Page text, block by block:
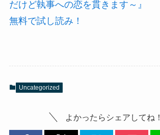
だけど執事への恋を貫きます～』
無料で試し読み！
Uncategorized
よかったらシェアしてね！